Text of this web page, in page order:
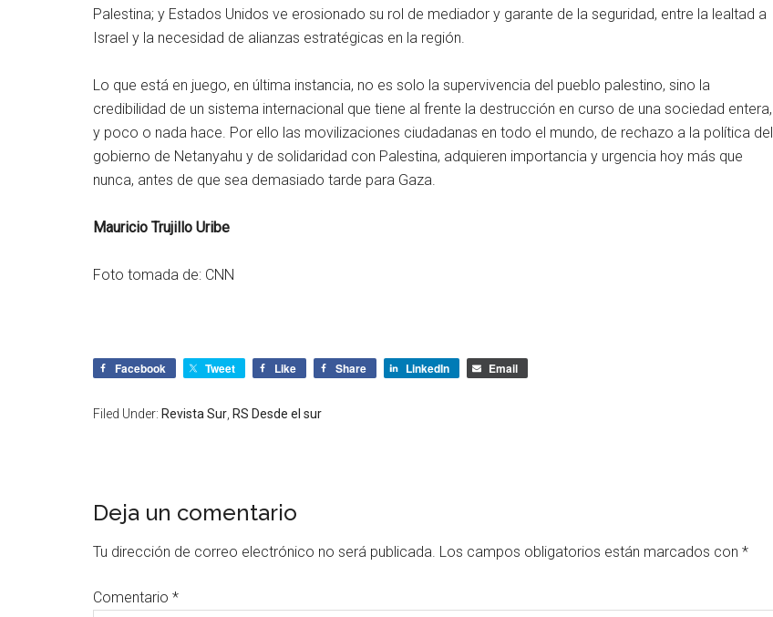
Palestina; y Estados Unidos ve erosionado su rol de mediador y garante de la seguridad, entre la lealtad a
Israel y la necesidad de alianzas estratégicas en la región.
Lo que está en juego, en última instancia, no es solo la supervivencia del pueblo palestino, sino la
credibilidad de un sistema internacional que tiene al frente la destrucción en curso de una sociedad entera,
y poco o nada hace. Por ello las movilizaciones ciudadanas en todo el mundo, de rechazo a la política del
gobierno de Netanyahu y de solidaridad con Palestina, adquieren importancia y urgencia hoy más que
nunca, antes de que sea demasiado tarde para Gaza.
Mauricio Trujillo Uribe
Foto tomada de: CNN
Facebook Tweet Like Share LinkedIn Email
Filed Under: Revista Sur RS Desde el sur
Deja un comentario
Tu dirección de correo electrónico no será publicada. Los campos obligatorios están marcados con *
Comentario *